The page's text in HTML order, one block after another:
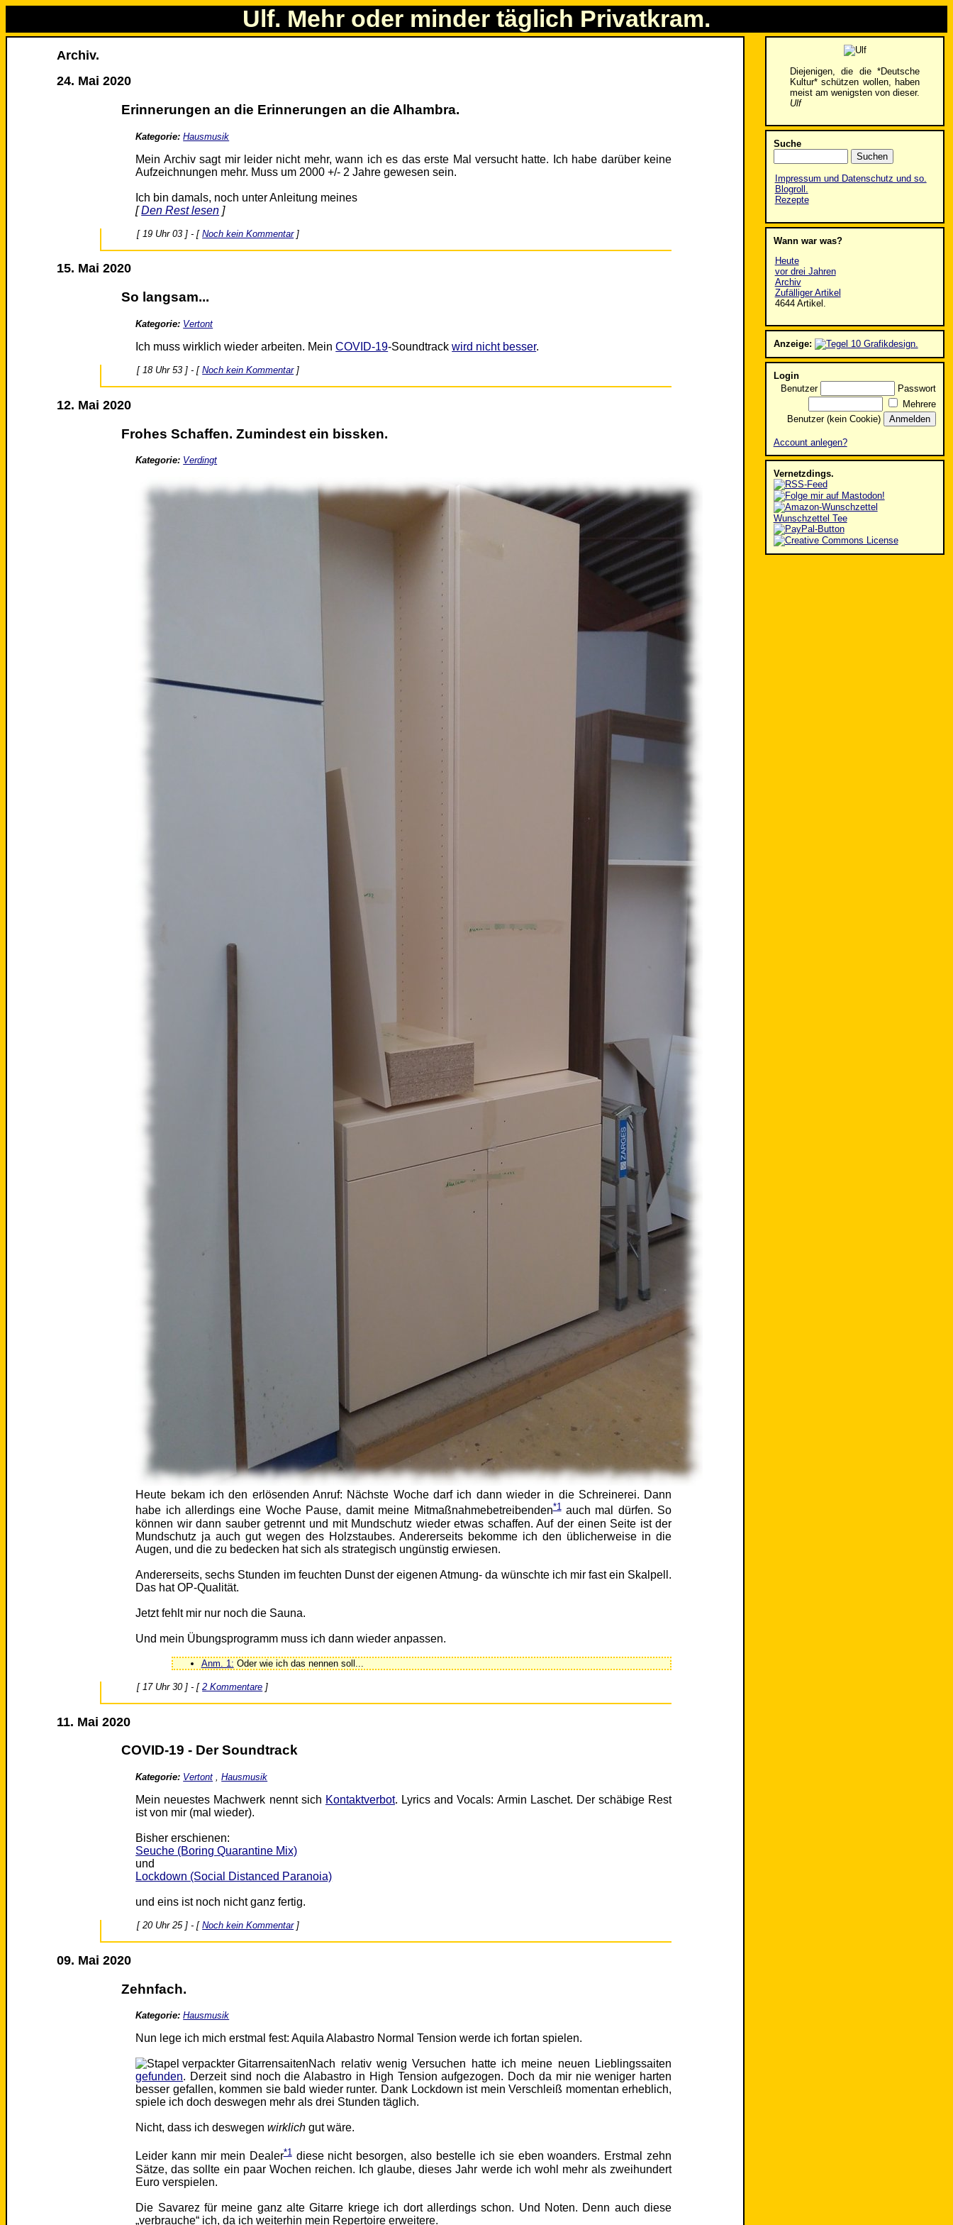
Ulf. Mehr oder minder täglich Privatkram.
Archiv.
24. Mai 2020
Erinnerungen an die Erinnerungen an die Alhambra.
Kategorie: Hausmusik
Mein Archiv sagt mir leider nicht mehr, wann ich es das erste Mal versucht hatte. Ich habe darüber keine
Aufzeichnungen mehr. Muss um 2000 +/- 2 Jahre gewesen sein.
Ich bin damals, noch unter Anleitung meines
[Den Rest lesen ]
[ 19 Uhr 03 ] - [Noch kein Kommentar]
15. Mai 2020
So langsam...
Kategorie: Vertont
Ich muss wirklich wieder arbeiten. MeinCOVID-19-Soundtrackwird nicht besser.
[ 18 Uhr 53 ] - [Noch kein Kommentar]
12. Mai 2020
Frohes Schaffen. Zumindest ein bissken.
Kategorie: Verdingt
Heute bekam ich den erlösenden Anruf: Nächste Woche darf ich dann wieder in die Schreinerei. Dann
habe ich allerdings eine Woche Pause, damit meine Mitmaßnahmebetreibenden*1auch mal dürfen. So
können wir dann sauber getrennt und mit Mundschutz wieder etwas schaffen. Auf der einen Seite ist der
Mundschutz ja auch gut wegen des Holzstaubes. Andererseits bekomme ich den üblicherweise in die
Augen, und die zu bedecken hat sich als strategisch ungünstig erwiesen.
Andererseits, sechs Stunden im feuchten Dunst der eigenen Atmung- da wünschte ich mir fast ein Skalpell.
Das hat OP-Qualität.
Jetzt fehlt mir nur noch die Sauna.
Und mein Übungsprogramm muss ich dann wieder anpassen.
Anm. 1: Oder wie ich das nennen soll...
[ 17 Uhr 30 ] - [2 Kommentare ]
11. Mai 2020
COVID-19 - Der Soundtrack
Kategorie: Vertont ,Hausmusik
Mein neuestes Machwerk nennt sich Kontaktverbot. Lyrics and Vocals: Armin Laschet. Der schäbige Rest
ist von mir (mal wieder).
Bisher erschienen:
Seuche (Boring Quarantine Mix)
und
Lockdown (Social Distanced Paranoia)
und eins ist noch nicht ganz fertig.
[ 20 Uhr 25 ] - [Noch kein Kommentar]
09. Mai 2020
Zehnfach.
Kategorie: Hausmusik
Nun lege ich mich erstmal fest: Aquila Alabastro Normal Tension werde ich fortan spielen.
Nach relativ wenig Versuchen hatte ich meine neuen Lieblingssaiten
gefunden. Derzeit sind noch die Alabastro in High Tension aufgezogen. Doch da mir nie weniger harten
besser gefallen, kommen sie bald wieder runter. Dank Lockdown ist mein Verschleiß momentan erheblich,
spiele ich doch deswegen mehr als drei Stunden täglich.
Nicht, dass ich deswegenwirklich gut wäre.
Leider kann mir mein Dealer*1diese nicht besorgen, also bestelle ich sie eben woanders. Erstmal zehn
Sätze, das sollte ein paar Wochen reichen. Ich glaube, dieses Jahr werde ich wohl mehr als zweihundert
Euro verspielen.
Die Savarez für meine ganz alte Gitarre kriege ich dort allerdings schon. Und Noten. Denn auch diese
„verbrauche“ ich, da ich weiterhin mein Repertoire erweitere.
Diejenigen, die die *Deutsche
Kultur* schützen wollen, haben
meist am wenigsten von dieser.
Ulf
Suche
Impressum und Datenschutz und so.
Blogroll.
Rezepte
Wann war was?
Heute
vor drei Jahren
Archiv
Zufälliger Artikel
4644 Artikel.
Anzeige:
Login
Benutzer
Passwort
Mehrere
Benutzer (kein Cookie)
Account anlegen?
Vernetzdings.
Wunschzettel Tee